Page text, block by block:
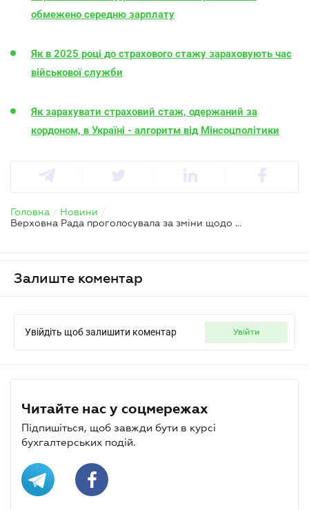
обмежено середню зарплату
Як в 2025 році до страхового стажу зараховують час
військової служби
Як зарахувати страховий стаж, одержаний за
кордоном, в Україні - алгоритм від Мінсоцполітики
Головна / Новини /
Верховна Рада проголосувала за зміни щодо страхового стажу
Залиште коментар
Увійдіть щоб залишити коментар увійти
Читайте нас у соцмережах
Підпишіться, щоб завжди бути в курсі
бухгалтерських подій.